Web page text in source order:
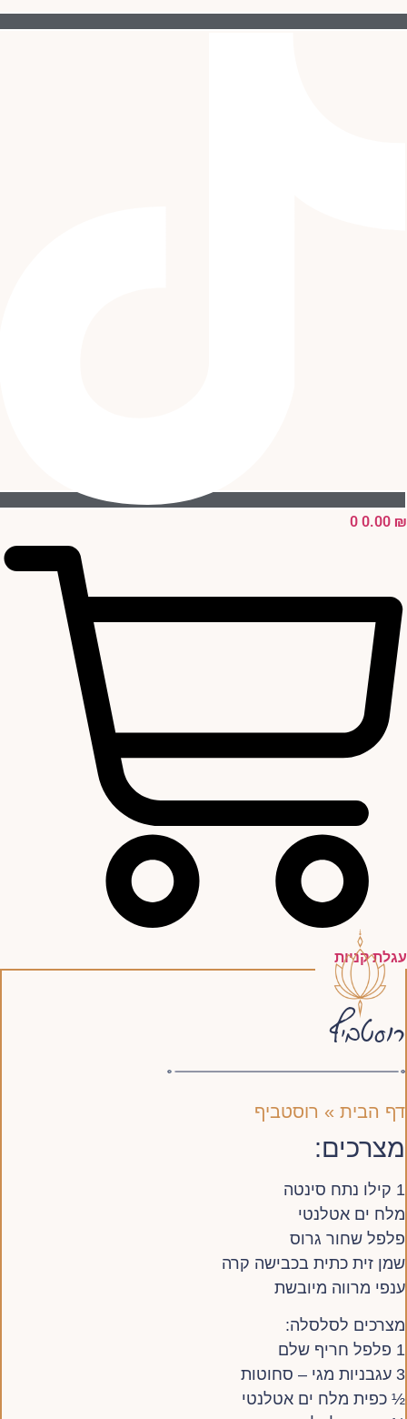
0.00 ₪
0
עגלת קניות
רוסטביף
דף הבית » רוסטביף
מצרכים:
1 קילו נתח סינטה
מלח ים אטלנטי
פלפל שחור גרוס
שמן זית כתית בכבישה קרה
ענפי מרווה מיובשת
מצרכים לסלסלה:
1 פלפל חריף שלם
3 עגבניות מגי – סחוטות
½ כפית מלח ים אטלנטי